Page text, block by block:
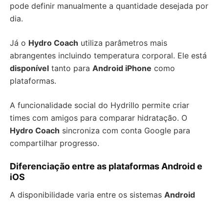
pode definir manualmente a quantidade desejada por
dia.
Já o Hydro Coach utiliza parâmetros mais
abrangentes incluindo temperatura corporal. Ele está
disponível tanto para Android iPhone como
plataformas.
A funcionalidade social do Hydrillo permite criar
times com amigos para comparar hidratação. O
Hydro Coach sincroniza com conta Google para
compartilhar progresso.
Diferenciação entre as plataformas Android e
iOS
A disponibilidade varia entre os sistemas Android